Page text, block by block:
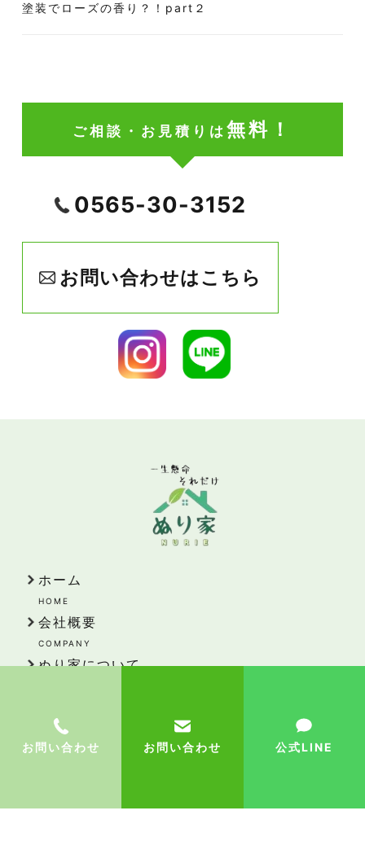
お問い合わせ お問い合わせ 公式LINE
塗装でローズの香り？！part２
ご相談・お見積りは 無料！
0565-30-3152
お問い合わせはこちら
ホーム
HOME
会社概要
COMPANY
ぬり家について
Business
施工の流れ